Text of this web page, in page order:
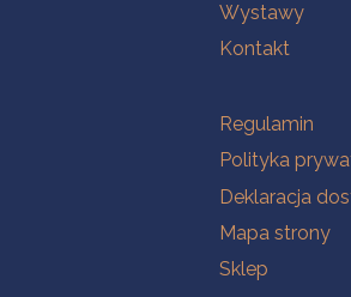
Wystawy
Kontakt
Na skróty
Regulamin
Polityka
Deklaracja
Mapa strony
Sklep